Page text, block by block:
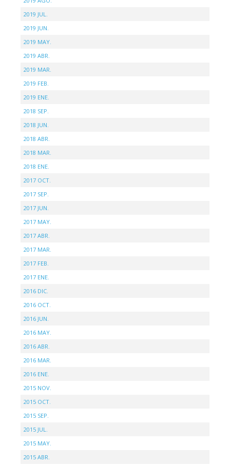
2019 JUL.
2019 JUN.
2019 MAY.
2019 ABR.
2019 MAR.
2019 FEB.
2019 ENE.
2018 SEP.
2018 JUN.
2018 ABR.
2018 MAR.
2018 ENE.
2017 OCT.
2017 SEP.
2017 JUN.
2017 MAY.
2017 ABR.
2017 MAR.
2017 FEB.
2017 ENE.
2016 DIC.
2016 OCT.
2016 JUN.
2016 MAY.
2016 ABR.
2016 MAR.
2016 ENE.
2015 NOV.
2015 OCT.
2015 SEP.
2015 JUL.
2015 MAY.
2015 ABR.